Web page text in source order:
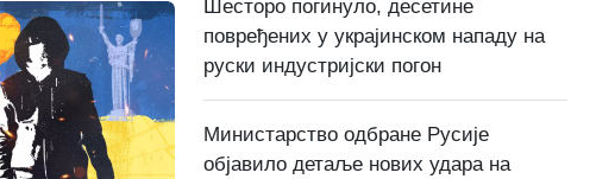
Шесторо погинуло, десетине
повређених у украјинском нападу на
руски индустријски погон
Министарство одбране Русије
објавило детаље нових удара на